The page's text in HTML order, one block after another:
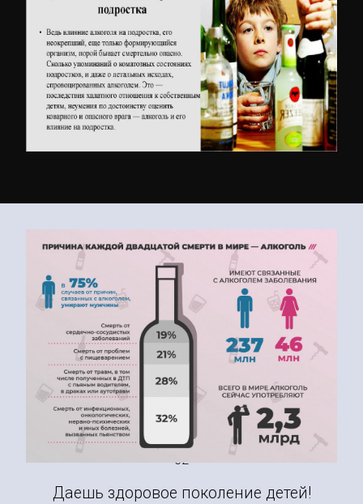
Останови алкоголизм в
Волгограде, который ведет к
смерти!
02
Даешь здоровое поколение детей!